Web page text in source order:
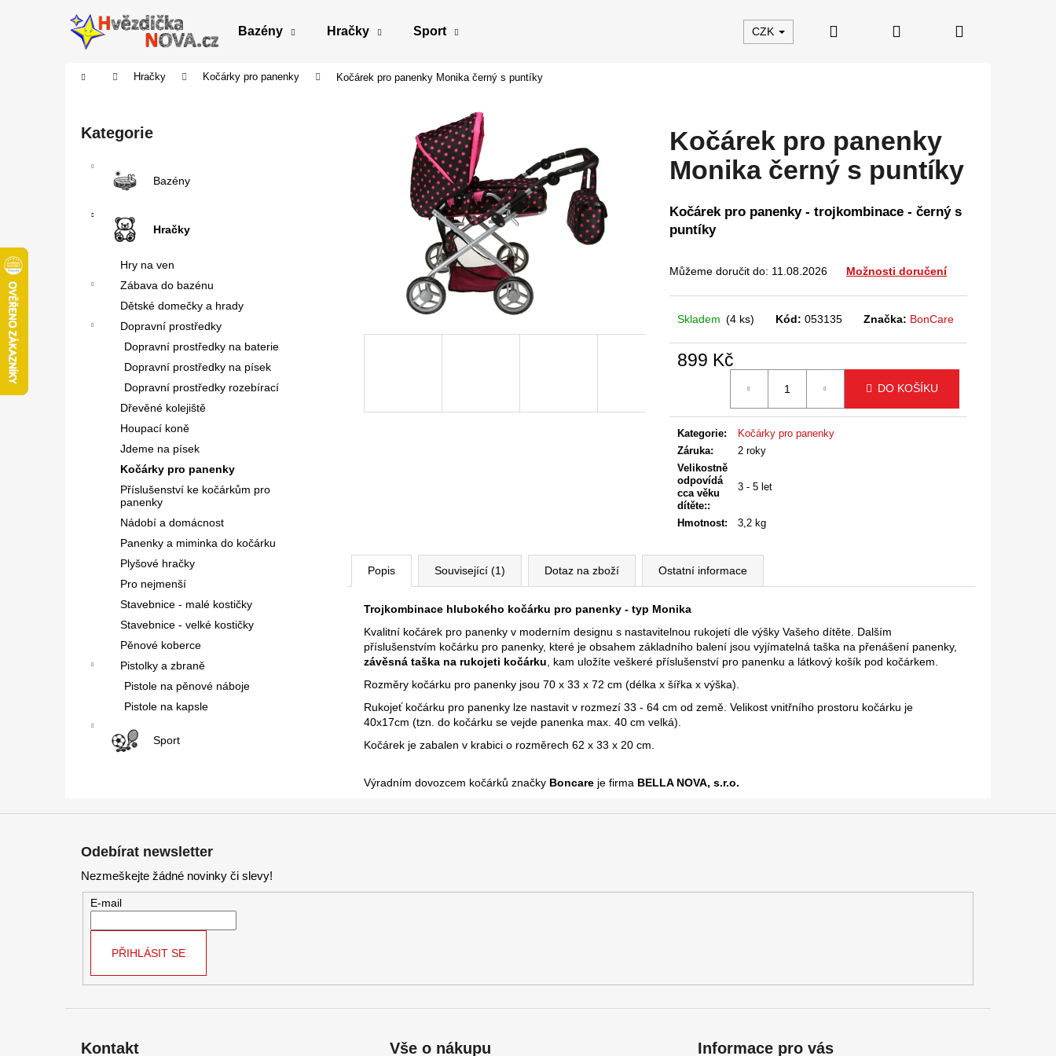
Bazény Hračky Sport CZK Hledat PřihlášeníNákupní
Domů Hračky Kočárky pro panenky Kočárek pro panenky Monika černý s puntíky
Přeskočit
kategorie
Kategorie
Bazény
Hračky
Hry na ven
Zábava do bazénu
Dětské domečky a hrady
Dopravní prostředky
Dopravní prostředky na baterie
Dopravní prostředky na písek
Dopravní prostředky rozebírací
Dřevěné kolejiště
Houpací koně
Jdeme na písek
Kočárky pro panenky
Příslušenství ke kočárkům pro
panenky
Nádobí a domácnost
Panenky a miminka do kočárku
Plyšové hračky
Pro nejmenší
Stavebnice - malé kostičky
Stavebnice - velké kostičky
Pěnové koberce
Pistolky a zbraně
Pistole na pěnové náboje
Pistole na kapsle
Sport
Kočárek pro panenky
Monika černý s puntíky
Kočárek pro panenky - trojkombinace - černý s
puntíky
Můžeme doručit do: 11.08.2026 Možnosti doručení
Skladem (4 ks) Kód: 053135 Značka: BonCare
899 Kč
DO KOŠÍKU
Kategorie:
Kočárky pro panenky
Záruka:
2 roky
Velikostně
odpovídá
cca věku
dítěte::
3 - 5 let
Hmotnost: 3,2 kg
Popis Související (1) Dotaz na zboží Ostatní informace
Trojkombinace hlubokého kočárku pro panenky - typ Monika
Kvalitní kočárek pro panenky v moderním designu s nastavitelnou rukojetí dle výšky Vašeho dítěte. Dalším
příslušenstvím kočárku pro panenky, které je obsahem základního balení jsou vyjímatelná taška na přenášení panenky,
závěsná taška na rukojeti kočárku , kam uložíte veškeré příslušenství pro panenku a látkový košík pod kočárkem.
Rozměry kočárku pro panenky jsou 70 x 33 x 72 cm (délka x šířka x výška).
Rukojeť kočárku pro panenky lze nastavit v rozmezí 33 - 64 cm od země. Velikost vnitřního prostoru kočárku je
40x17cm (tzn. do kočárku se vejde panenka max. 40 cm velká).
Kočárek je zabalen v krabici o rozměrech 62 x 33 x 20 cm.
Výradním dovozcem kočárků značky Boncare je firma BELLA NOVA, s.r.o.
Zpět
Zpět
Co potřebujete najít?
HLEDAT
Doporučujeme
Odebírat newsletter
Nezmeškejte žádné novinky či slevy!
E-mail
PŘIHLÁSIT SE
Kontakt Vše o nákupu Informace pro vás